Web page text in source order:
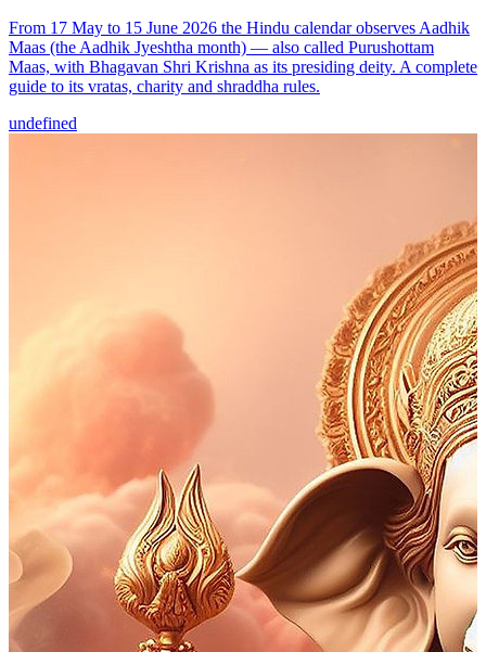
From 17 May to 15 June 2026 the Hindu calendar observes Aadhik
Maas (the Aadhik Jyeshtha month) — also called Purushottam
Maas, with Bhagavan Shri Krishna as its presiding deity. A complete
guide to its vratas, charity and shraddha rules.
undefined